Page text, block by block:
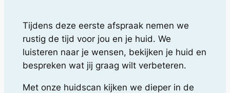
Tijdens deze eerste afspraak nemen we
rustig de tijd voor jou en je huid. We
luisteren naar je wensen, bekijken je huid en
bespreken wat jij graag wilt verbeteren.
Met onze huidscan kijken we dieper in de